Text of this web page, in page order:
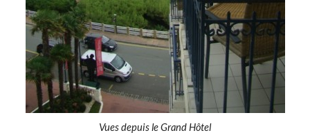
Vues depuis le Grand Hôtel